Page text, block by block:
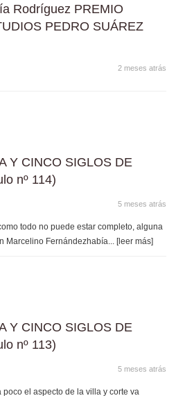
Rodríguez PREMIO
PEDRO SUÁREZ
2 meses atrás
Y CINCO SIGLOS DE
nº 114)
5 meses atrás
todo no puede estar completo, alguna
Marcelino Fernándezhabía... [leer más]
Y CINCO SIGLOS DE
nº 113)
5 meses atrás
poco el aspecto de la villa y corte va